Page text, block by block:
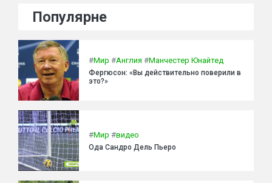
Популярне
#Мир #Англия #Манчестер Юнайтед
Фергюсон: «Вы действительно поверили в
это?»
#Мир #видео
Ода Сандро Дель Пьеро